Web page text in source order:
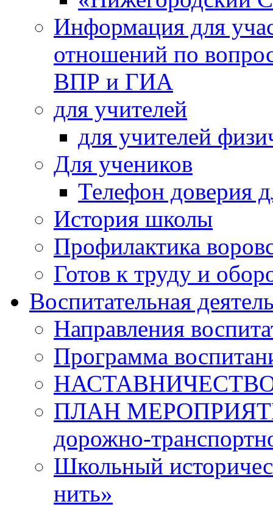
Информация для
отношений по
ВПР и ГИА
для учителей
для учителей
Для учеников
Телефон доверия
История школы
Профилактика
Готов к труду и
Воспитательная
Направления
Программа
ПЛАН МЕРОПРИЯТИЙ
дорожно-
Школьный
нить»